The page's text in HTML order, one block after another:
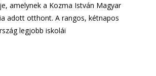
amelynek a Kozma István Magyar
adott otthont. A rangos, kétnapos
legjobb iskolái